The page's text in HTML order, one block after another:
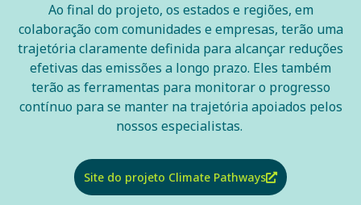
Ao final do projeto, os estados e regiões, em
colaboração com comunidades e empresas, terão uma
trajetória claramente definida para alcançar reduções
efetivas das emissões a longo prazo. Eles também
terão as ferramentas para monitorar o progresso
contínuo para se manter na trajetória apoiados pelos
nossos especialistas.
Site do projeto Climate Pathways